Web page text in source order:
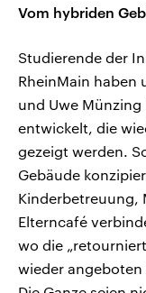
Vom hybriden
Studierende der
RheinMain haben
und Uwe Münzing
entwickelt, die
gezeigt werden.
Gebäude
Kinderbetreuung,
Elterncafé
wo die
wieder angeboten